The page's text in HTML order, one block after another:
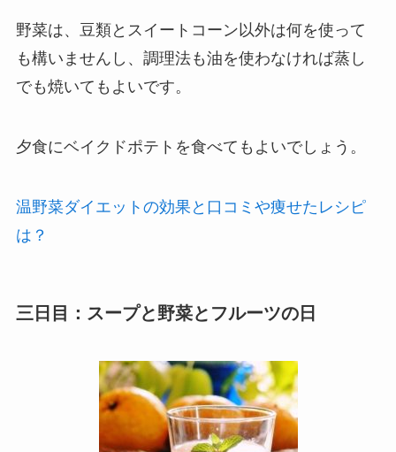
野菜は、豆類とスイートコーン以外は何を使って
も構いませんし、調理法も油を使わなければ蒸し
でも焼いてもよいです。
夕食にベイクドポテトを食べてもよいでしょう。
温野菜ダイエットの効果と口コミや痩せたレシピ
は？
三日目：スープと野菜とフルーツの日